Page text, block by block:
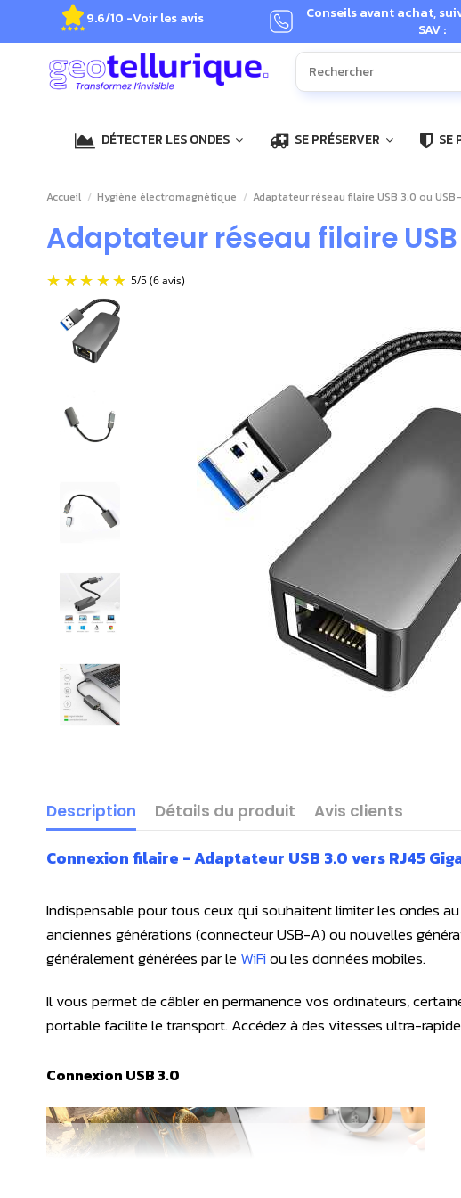
9.6/10 -Voir les avis
Conseils avant achat,
SAV :
DÉTECTER LES ONDES SE PRÉSERVER SE
Accueil Hygiène électromagnétique Adaptateur réseau filaire USB 3.0 ou
Adaptateur réseau filaire
Description Détails du produit Avis clients
Connexion filaire - Adaptateur USB 3.0 vers RJ45
Indispensable pour tous ceux qui souhaitent limiter les ondes
anciennes générations (connecteur USB-A) ou nouvelles
généralement générées par leWiFiou les données mobiles.
Il vous permet de câbler en permanence vos ordinateurs,
portable facilite le transport. Accédez à des vitesses ultra-
Connexion USB 3.0